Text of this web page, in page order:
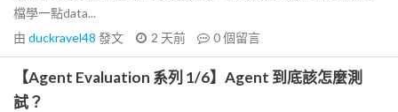
檔學一點data...
由 duckravel48 發文 2 天前 0個留言
【Agent Evaluation 系列 1/6】Agent 到底該怎麼測
試？